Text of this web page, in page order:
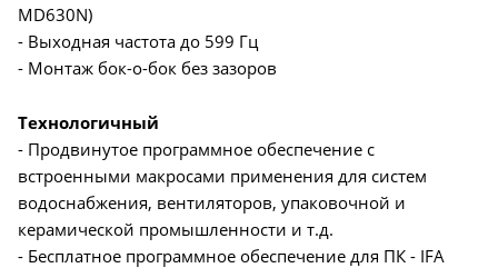
MD630N)
- Выходная частота до 599 Гц
- Монтаж бок-о-бок без зазоров
Технологичный
- Продвинутое программное обеспечение с
встроенными макросами применения для систем
водоснабжения, вентиляторов, упаковочной и
керамической промышленности и т.д.
- Бесплатное программное обеспечение для ПК - IFA